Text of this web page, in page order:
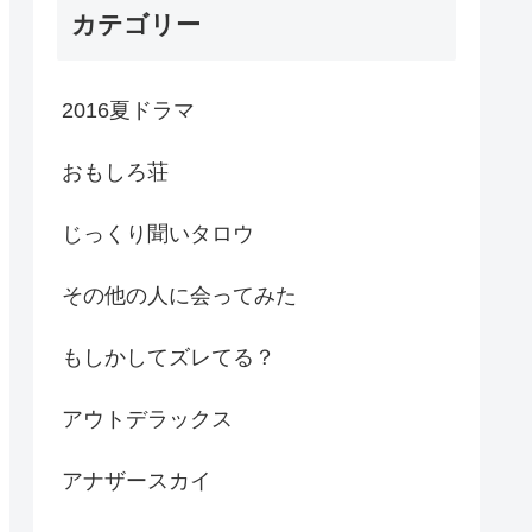
カテゴリー
2016夏ドラマ
おもしろ荘
じっくり聞いタロウ
その他の人に会ってみた
もしかしてズレてる？
アウトデラックス
アナザースカイ